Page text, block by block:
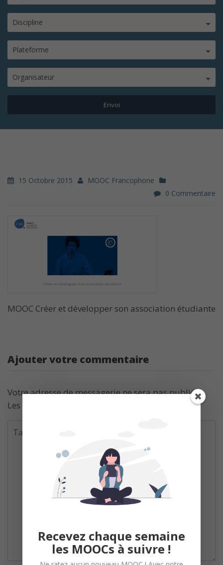
Discipline
Plateforme
Organisateur
15 Octobre 2015
MOOC Francophone
0 Commentaire
MOOC Créer et développer son association étudiante
Ajouter votre commentaire
Votre adresse de messagerie ne sera pas publiée.
Les champs obligatoires sont indiqués avec
Recevez chaque semaine
les MOOCs à suivre !